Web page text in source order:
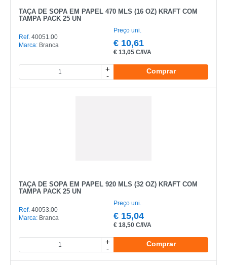
TAÇA DE SOPA EM PAPEL 470 MLS (16 OZ) KRAFT COM
TAMPA PACK 25 UN
Ref. 40051.00
Marca: Branca
Preço uni.
€ 10,61
€ 13,05 C/IVA
+
-
Comprar
TAÇA DE SOPA EM PAPEL 920 MLS (32 OZ) KRAFT COM
TAMPA PACK 25 UN
Ref. 40053.00
Marca: Branca
Preço uni.
€ 15,04
€ 18,50 C/IVA
+
-
Comprar